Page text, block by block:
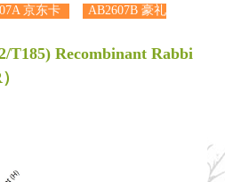
京东卡
AB2607B 豪礼
T185) Recombinant Rabbi